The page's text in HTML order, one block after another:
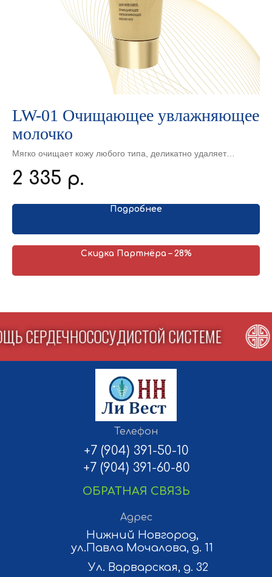
LW-01 Очищающее увлажняющее
молочко
Мягко очищает кожу любого типа, деликатно удаляет
способствует восстановлению защитного барьера кожи,
успокаивает и увлажняет, не оставляет чувства стянутости и
применению средств дальнейшего ухода.
2 335 р.
Подробнее
Скидка Партнёра – 28%
СЕРДЕЧНОСОСУДИСТОЙ СИСТЕМЕ
Телефон
+7 (904) 391-50-10
+7 (904) 391-60-80
ОБРАТНАЯ СВЯЗЬ
Адрес
Ул. Варварская, д. 32
Нижний Новгород,
ул.Павла Мочалова, д. 11